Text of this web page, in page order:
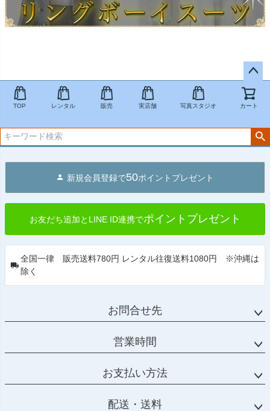
ペー
ジト
TOP レンタル 販売 実店舗 写真スタジオ カート
新規会員登録で50ポイントプレゼント
お友だち追加とLINE ID連携でポイントプレゼント
全国一律 販売送料780円 レンタル往復送料1080円 ※沖縄は
除く
お問合せ先
営業時間
お支払い方法
配送・送料